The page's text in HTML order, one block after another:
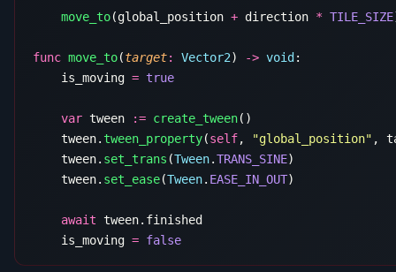
    move_to
(global_position + direction * TILE_SIZE
func move_to(target: Vector2) -> void
    is_moving
=
    var
tween := create_tween
    tween.
tween_property(self, "global_position" ,
    tween.
set_trans (Tween.TRANS_SINE
    tween.
set_ease(Tween. EASE_IN_OUT
    await
    is_moving
=